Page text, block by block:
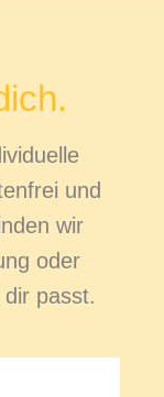
und
wir
oder
passt.